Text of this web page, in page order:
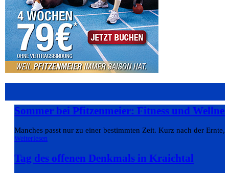
Sommer bei Pfitzenmeier: Fitness und
Manches passt nur zu einer bestimmten Zeit. Kurz nach der
Weiterlesen
Tag des offenen Denkmals in Kraichtal